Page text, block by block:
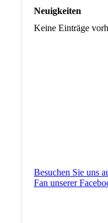
Neuigkeiten
Keine Einträge
Besuchen Sie uns
Fan unserer